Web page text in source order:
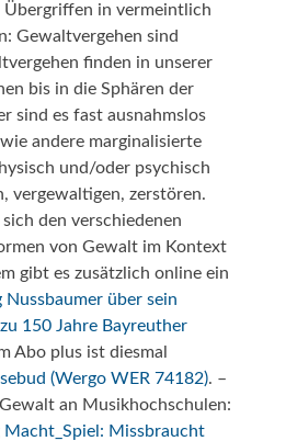
in vermeintlich
Gewaltvergehen sind
finden in unserer
bis in die Sphären der
sind es fast ausnahmslos
andere marginalisierte
und/oder psychisch
vergewaltigen, zerstören.
den verschiedenen
von Gewalt im Kontext
gibt es zusätzlich online ein
über sein
150 Jahre Bayreuther
Abo plus ist diesmal
(Wergo WER 74182). –
an Musikhochschulen:
Macht_Spiel: Missbraucht